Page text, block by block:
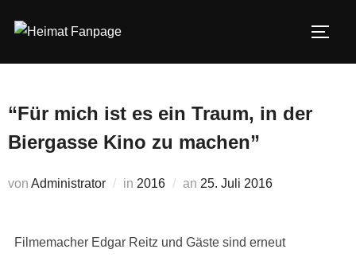
Inhalt
“Für mich ist es ein Traum, in der
Biergasse Kino zu machen”
von Administrator in 2016 an Veröffentlicht
25. Juli 2016
Filmemacher Edgar Reitz und Gäste sind erneut